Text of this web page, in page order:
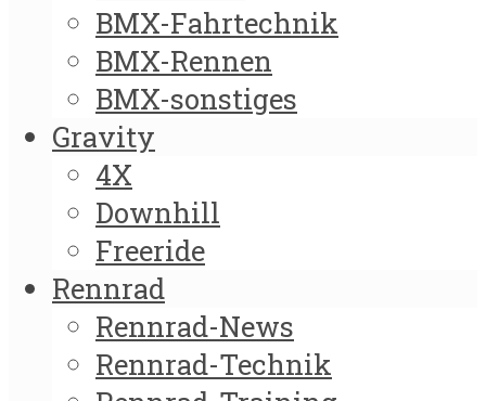
BMX-Fahrtechnik
BMX-Rennen
BMX-sonstiges
Gravity
4X
Downhill
Freeride
Rennrad
Rennrad-News
Rennrad-Technik